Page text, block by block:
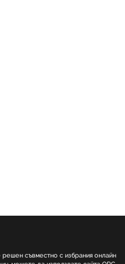
съвместно с избрания онлайн